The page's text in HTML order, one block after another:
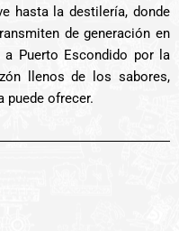
hasta la destilería, donde
de generación en
a Puerto Escondido por la
llenos de los sabores,
puede ofrecer.